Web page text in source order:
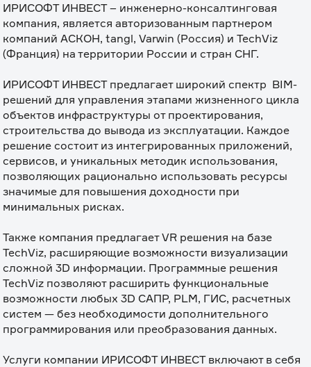
ИРИСОФТ ИНВЕСТ – инженерно-консалтинговая
компания, является авторизованным партнером
компаний АСКОН, tangl, Varwin (Россия) и TechViz
(Франция) на территории России и стран СНГ.
ИРИСОФТ ИНВЕСТ предлагает широкий спектр  BIM-
решений для управления этапами жизненного цикла
объектов инфраструктуры от проектирования,
строительства до вывода из эксплуатации. Каждое
решение состоит из интегрированных приложений,
сервисов, и уникальных методик использования,
позволяющих рационально использовать ресурсы
значимые для повышения доходности при
минимальных рисках.
Также компания предлагает VR решения на базе
TechViz, расширяющие возможности визуализации
сложной 3D информации. Программные решения
TechViz позволяют расширить функциональные
возможности любых 3D САПР, PLM, ГИС, расчетных
систем — без необходимости дополнительного
программирования или преобразования данных.
Услуги компании ИРИСОФТ ИНВЕСТ включают в себя